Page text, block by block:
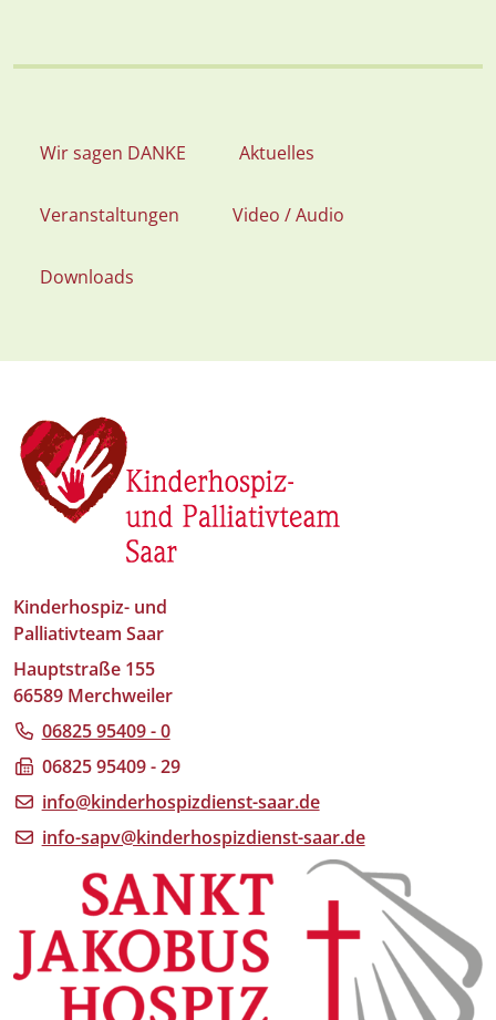
Wir sagen DANKE Aktuelles
Veranstaltungen Video / Audio
Downloads
Kinderhospiz- und
Palliativteam Saar
Hauptstraße 155
66589 Merchweiler
06825 95409 - 0
06825 95409 - 29
info@kinderhospizdienst-saar.de
info-sapv@kinderhospizdienst-saar.de